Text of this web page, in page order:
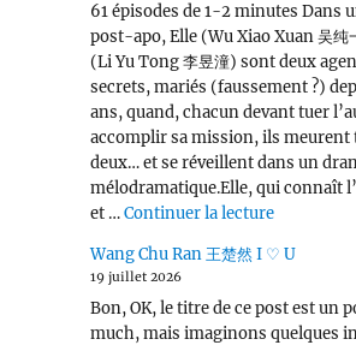
61 épisodes de 1-2 minutes Dans
post-apo, Elle (Wu Xiao Xuan 吴纯
(Li Yu Tong 李昱潼) sont deux
secrets, mariés (faussement ?)
ans, quand, chacun devant tuer
accomplir sa mission, ils meurent
deux… et se réveillent dans un
mélodramatique.Elle, qui connaît
et …Continuer la lecturede « Love,
Wang Chu Ran 王楚然 I ♡ U
19 juillet 2026
Bon, OK, le titre de ce post est un
much, mais imaginons quelques